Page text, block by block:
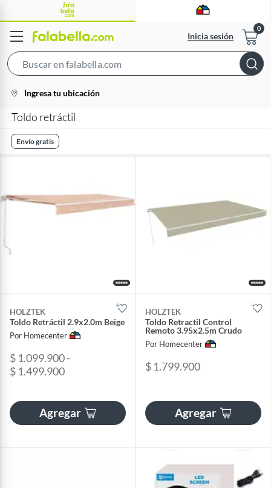
Inicia sesión
Bar
location-
icon
Ingresa tu ubicación
Toldo retráctil
Envío gratis
HOLZTEK
Toldo Retráctil 2.9x2.0m Beige
Por Homecenter
$ 1.099.900 -
$ 1.499.900
Agregar
HOLZTEK
Toldo Retractil Control
Remoto 3.95x2.5m Crudo
Por Homecenter
$ 1.799.900
Agregar